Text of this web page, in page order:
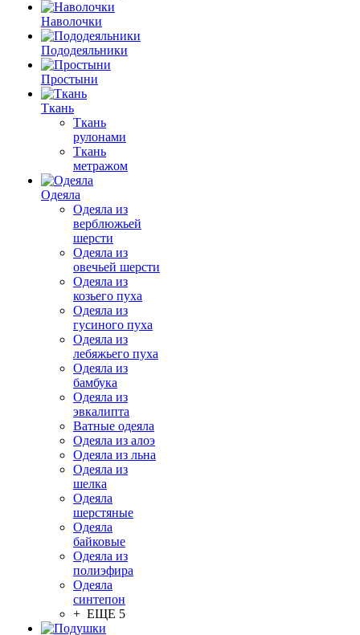
Наволочки
Пододеяльники
Простыни
Ткань
Ткань
рулонами
Ткань
метражом
Одеяла
Одеяла из
верблюжьей
шерсти
Одеяла из
овечьей шерсти
Одеяла из
козьего пуха
Одеяла из
гусиного пуха
Одеяла из
лебяжьего пуха
Одеяла из
бамбука
Одеяла из
эвкалипта
Ватные одеяла
Одеяла из алоэ
Одеяла из льна
Одеяла из
шелка
Одеяла
шерстяные
Одеяла
байковые
Одеяла из
полиэфира
Одеяла
синтепон
+ ЕЩЕ 5